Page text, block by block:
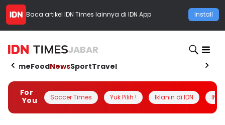
Baca artikel IDN Times lainnya di IDN App Install
JABAR
HomeFoodNewsSportTravel
For
You
Soccer Times Yuk Pilih ! Iklanin di IDN